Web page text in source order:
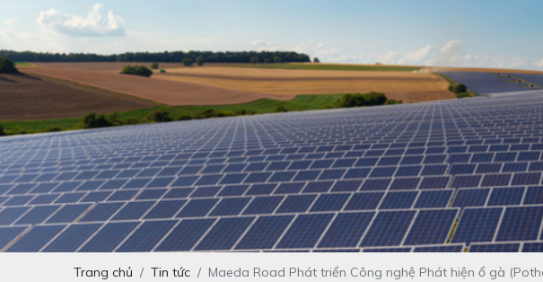
Trang chủ Tin tức Maeda Road Phát triển Công nghệ Phát hiện ổ gà